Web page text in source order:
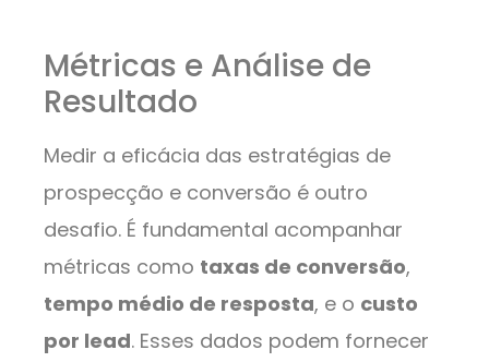
Métricas e Análise de
Resultado
Medir a eficácia das estratégias de
prospecção e conversão é outro
desafio. É fundamental acompanhar
métricas como taxas de conversão,
tempo médio de resposta, e o custo
por lead. Esses dados podem fornecer